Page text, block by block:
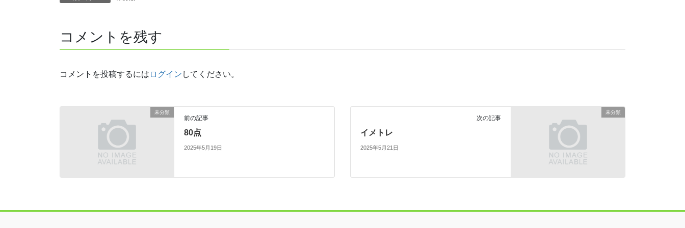
コメントを残す
コメントを投稿するには ログイン してください。
未分類
前の記事
80点
2025年5月19日
未分類
次の記事
イメトレ
2025年5月21日